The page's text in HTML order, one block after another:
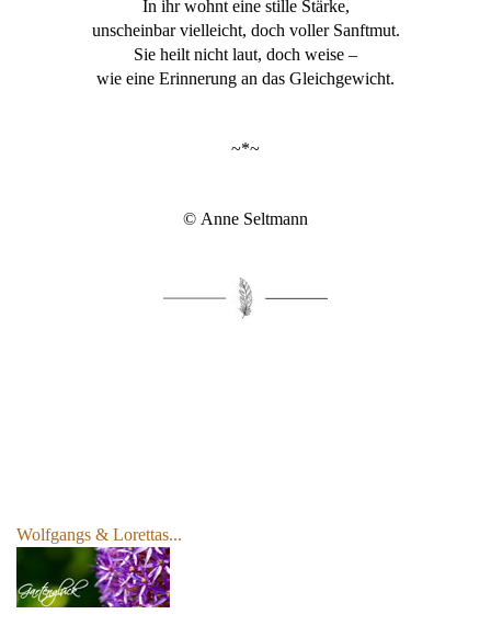
In ihr wohnt eine stille Stärke,
unscheinbar vielleicht, doch voller Sanftmut.
Sie heilt nicht laut, doch weise –
wie eine Erinnerung an das Gleichgewicht.
~*~
© Anne Seltmann
Wolfgangs & Lorettas...